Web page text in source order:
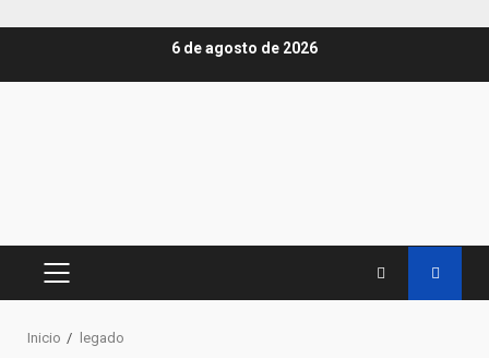
6 de agosto de 2026
MENÚ
Inicio legado